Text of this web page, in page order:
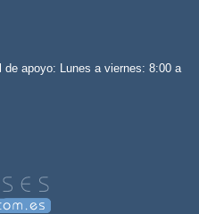
de apoyo: Lunes a viernes: 8:00 a